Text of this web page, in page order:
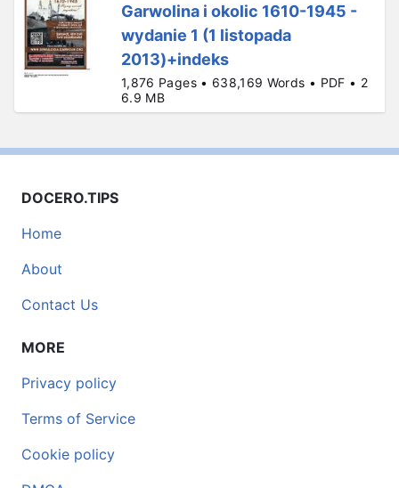
Garwolina i okolic 1610-1945 -
wydanie 1 (1 listopada
2013)+indeks
1,876 Pages • 638,169 Words • PDF • 2
6.9 MB
DOCERO.TIPS
Home
About
Contact Us
MORE
Privacy policy
Terms of Service
Cookie policy